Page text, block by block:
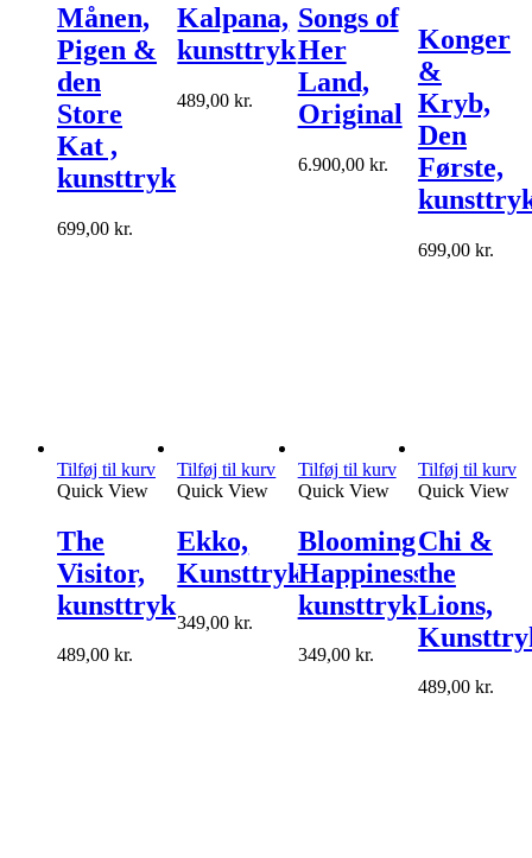
Månen,
Pigen &
den
Store
Kat ,
kunsttryk
699,00 kr.
Kalpana,
kunsttryk
489,00kr.
Songs of
Her
Land,
Original
6.900,00 kr.
Konger
&
Kryb,
Den
Første,
699,00 kr.
Tilføj til kurv
Quick View
The
Visitor,
kunsttryk
489,00 kr.
Tilføj til kurv
Quick View
Ekko,
Kunsttryk
349,00kr.
Tilføj til kurv
Quick View
Blooming
Happiness,
kunsttryk
349,00 kr.
Tilføj til kurv
Quick View
Chi &
the
Lions,
489,00 kr.